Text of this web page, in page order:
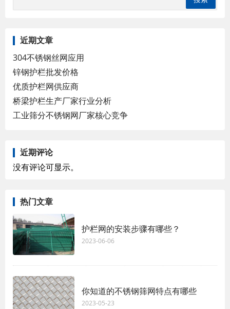
近期文章
304不锈钢丝网应用
锌钢护栏批发价格
优质护栏网供应商
桥梁护栏生产厂家行业分析
工业筛分不锈钢网厂家核心竞争
近期评论
没有评论可显示。
热门文章
护栏网的安装步骤有哪些？
2023-06-06
你知道的不锈钢筛网特点有哪些
2023-05-23